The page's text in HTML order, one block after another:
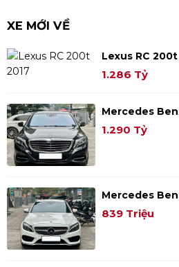
XE MỚI VỀ
Lexus RC 200t
1.286 Tỷ
Mercedes
1.290 Tỷ
Mercedes
839 Triệu